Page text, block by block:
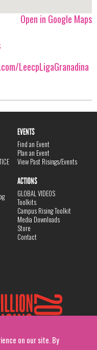
on our site. By
Open in Google Maps
LeecpLigaGranadina
EVENTS
Find an Event
Plan an Event
View Past Risings/Events
ACTIONS
GLOBAL VIDEOS
Toolkits
Campus Rising Toolkit
Media Downloads
Store
Contact